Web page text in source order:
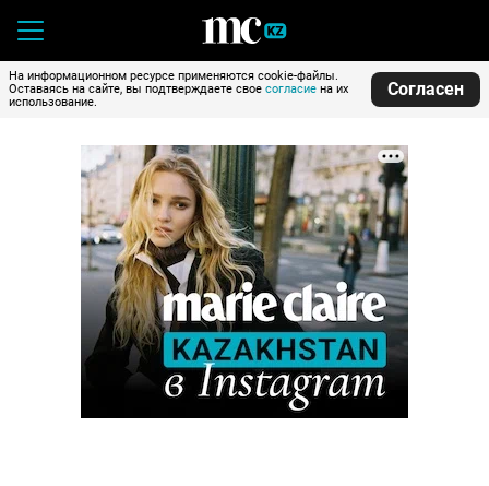
На информационном ресурсе применяются cookie-файлы.
Оставаясь на сайте, вы подтверждаете свое согласие на их
использование.
Согласен